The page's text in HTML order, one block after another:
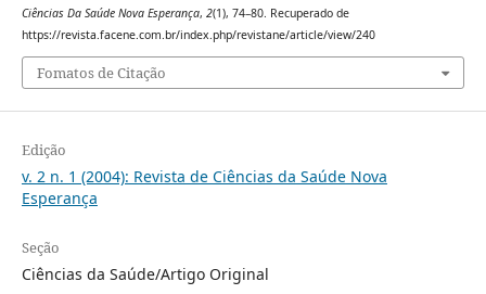
Ciências Da Saúde Nova Esperança, 2(1), 74–80. Recuperado de
https://revista.facene.com.br/index.php/revistane/article/view/240
Fomatos de Citação
Edição
v. 2 n. 1 (2004): Revista de Ciências da Saúde Nova
Esperança
Seção
Ciências da Saúde/Artigo Original